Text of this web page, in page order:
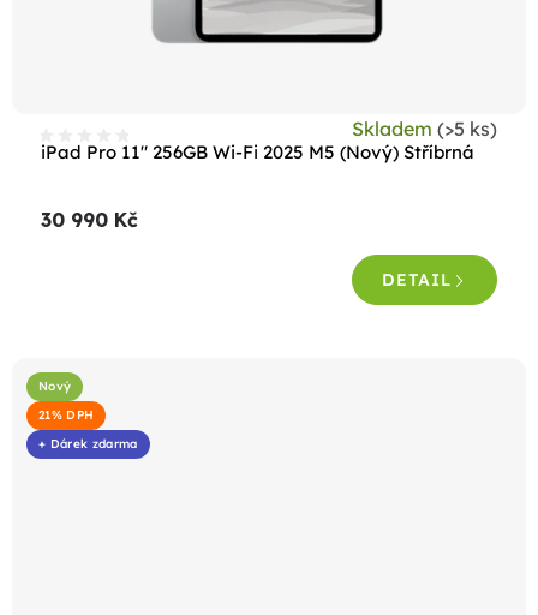
iPad Pro 11" 256GB Wi-Fi 2025 M5 (Nový) Stříbrná
Skladem (>5 ks)
30 990 Kč
DETAIL
Nový
21% DPH
+ Dárek zdarma